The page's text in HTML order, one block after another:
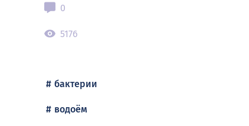
0
5176
бактерии
водоём